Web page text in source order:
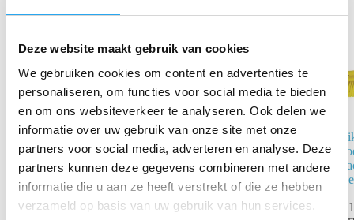
Deze website maakt gebruik van cookies
We gebruiken cookies om content en advertenties te
personaliseren, om functies voor social media te bieden
en om ons websiteverkeer te analyseren. Ook delen we
informatie over uw gebruik van onze site met onze
partners voor social media, adverteren en analyse. Deze
partners kunnen deze gegevens combineren met andere
informatie die u aan ze heeft verstrekt of die ze hebben
verzameld op basis van uw gebruik van hun services.
Vikan 2914
Hoekbezem
290mm – Rood
(Extra Harde
Vezels)